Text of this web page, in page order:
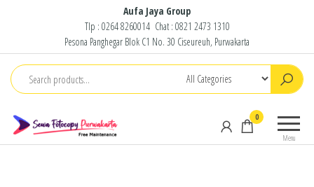
content
Aufa Jaya Group
Tlp : 0264 8260014Chat : 0821 2473 1310
Pesona Panghegar Blok C1 No. 30 Ciseureuh, Purwakarta
Fotocopy Menu
0